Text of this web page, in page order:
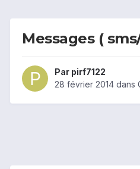
Messages (
Par pirf7122
28 février 2014 dans